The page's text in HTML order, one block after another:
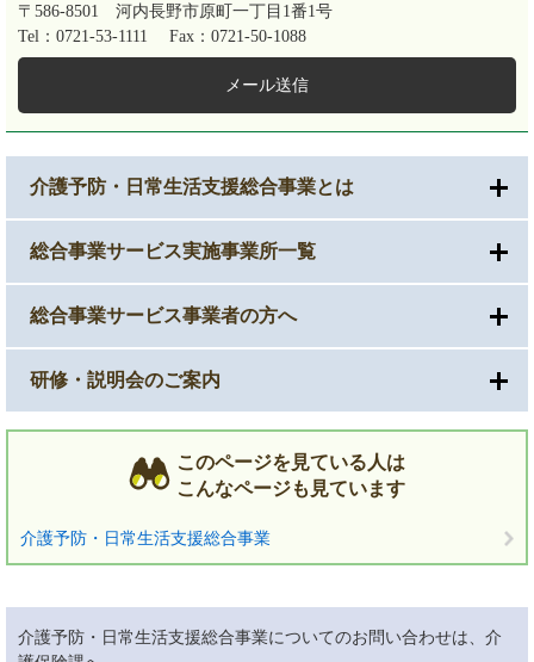
〒586-8501
河内長野市原町一丁目1番1号
Tel：0721-53-1111
Fax：0721-50-1088
メール送信
介護予防・日常生活支援総合事業とは
総合事業サービス実施事業所一覧
総合事業サービス事業者の方へ
研修・説明会のご案内
このページを見ている人は
こんなページも見ています
介護予防・日常生活支援総合事業
介護予防・日常生活支援総合事業についてのお問い合わせは、介